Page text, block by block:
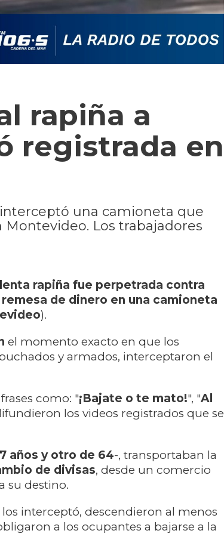
rapiña a
registrada en
una camioneta que
Montevideo. Los trabajadores
rapiña fue perpetrada contra
de dinero en una camioneta
).
el momento exacto en que los
y armados, interceptaron el
como: "¡Bajate o te mato!", "Al
los videos registrados que se
años y otro de 64-, transportaban la
de divisas, desde un comercio
su destino.
interceptó, descendieron al menos
a los ocupantes a bajarse a la